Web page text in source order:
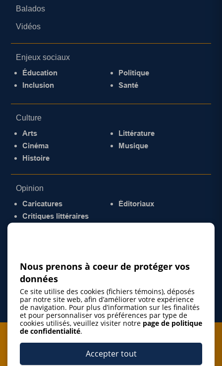
Balados
Vidéos
Enjeux sociaux
Éducation
Inclusion
Politique
Santé
Culture
Arts
Cinéma
Histoire
Littérature
Musique
Opinion
Caricatures
Critiques littéraires
Éditoriaux
Je m'abonne à l'infolettre
Nous prenons à coeur de protéger vos
données
Ce site utilise des cookies (fichiers témoins), déposés
par notre site web, afin d’améliorer votre expérience
de navigation. Pour plus d’information sur les finalités
et pour personnaliser vos préférences par type de
cookies utilisés, veuillez visiter notre page de politique
de confidentialité.
Accepter tout